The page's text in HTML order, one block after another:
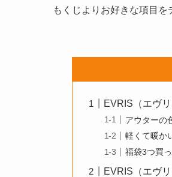
もくじよりお好きな項目を
EVRIS（エヴ
アウターの
軽くて暖か
福袋3つ買
EVRIS（エヴ